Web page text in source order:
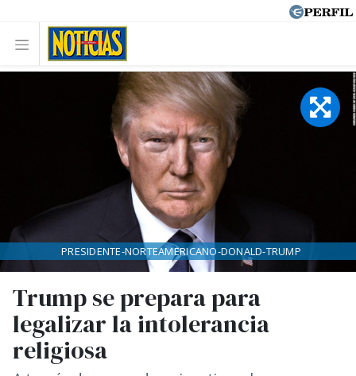
Trump se prepara para
legalizar la intolerancia
religiosa
PRESIDENTE-NORTEAMERICANO-DONALD-TRUMP